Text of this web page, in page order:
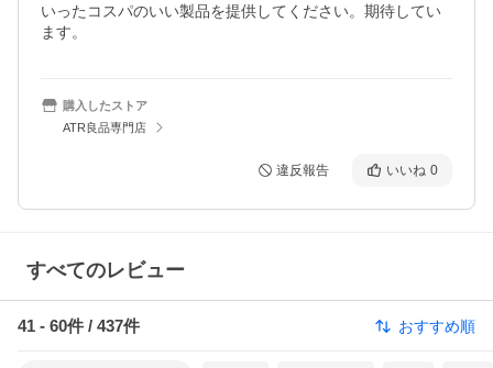
いったコスパのいい製品を提供してください。期待してい
ます。
購入したストア
ATR良品専門店
違反報告 いいね 0
すべてのレビュー
41 - 60件 / 437件 おすすめ順